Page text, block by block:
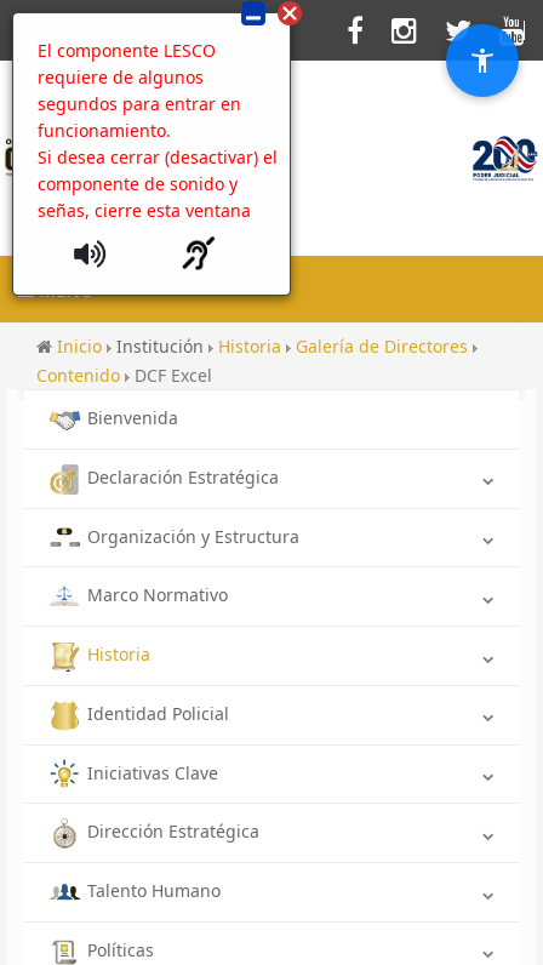
El componente LESCO
requiere de algunos
segundos para entrar en
funcionamiento.
Si desea cerrar (desactivar) el
componente de sonido y
señas, cierre esta ventana
MENU
Inicio Institución Historia
Galería de Directores
Contenido
DCF Excel
Bienvenida
Declaración Estratégica
Organización y Estructura
Marco Normativo
Historia
Identidad Policial
Iniciativas Clave
Dirección Estratégica
Talento Humano
Políticas